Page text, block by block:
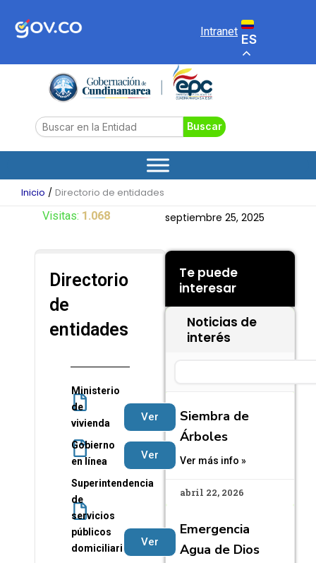
Intranet
ES
Search Buscar
Inicio Directorio de entidades
septiembre 25, 2025
Te puede
interesar
Noticias de
interés
Siembra de
Árboles
Ver más info »
abril 22, 2026
Emergencia
Agua de Dios
Visitas: 1.068
Directorio
de
entidades
Ministerio
de
vivienda
Ver
Gobierno
en línea
Ver
Superintendencia
de
servicios
públicos
domiciliarios
Ver